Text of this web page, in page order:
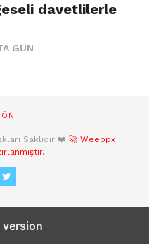
davetlilerle
GÜN
Saklıdır ❤️ 🚀 Weebpx
version